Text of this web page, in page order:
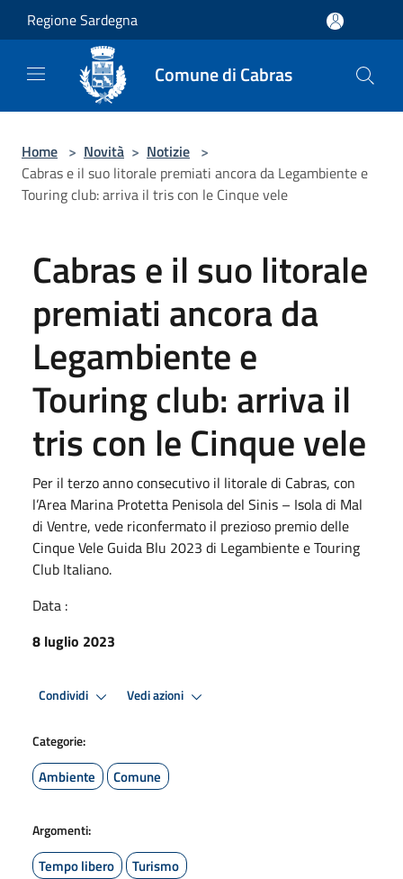
Salta al contenuto principale
Regione Sardegna
Comune di Cabras
Home > Novità > Notizie >
Cabras e il suo litorale premiati ancora da Legambiente e
Touring club: arriva il tris con le Cinque vele
Cabras e il suo litorale
premiati ancora da
Legambiente e
Touring club: arriva il
tris con le Cinque vele
Per il terzo anno consecutivo il litorale di Cabras, con
l’Area Marina Protetta Penisola del Sinis – Isola di Mal
di Ventre, vede riconfermato il prezioso premio delle
Cinque Vele Guida Blu 2023 di Legambiente e Touring
Club Italiano.
Data :
8 luglio 2023
Condividi Vedi azioni
Categorie:
Ambiente Comune
Argomenti:
Tempo libero Turismo